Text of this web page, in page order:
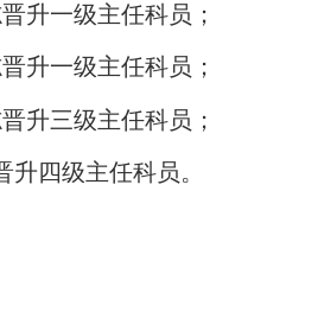
升一级主任科员；
升一级主任科员；
升三级主任科员；
升四级主任科员。